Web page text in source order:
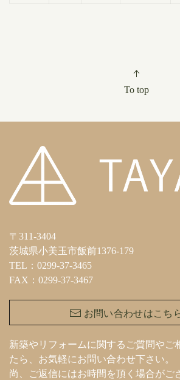
To top
〒311-3404
茨城県小美玉市飯前1376-179
TEL：0299-37-3465
FAX：0299-37-3467
お問い合わせはこち
新築やリフォームに関するご質問やご
たら、お気軽にお問い合わせ下さい。
尚、ご返信にはお時間を頂く場合がご